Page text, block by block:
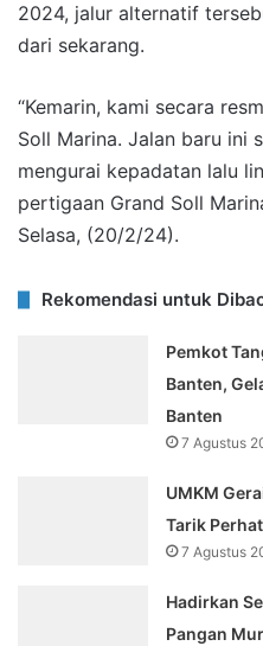
2024, jalur alternatif
dari sekarang.
“Kemarin, kami secara
Soll Marina. Jalan baru ini
mengurai kepadatan lalu
pertigaan Grand Soll
Selasa, (20/2/24).
Rekomendasi untuk
Pemkot
Banten,
Banten
7 Agustus
UMKM
Tarik
7 Agustus
Hadirkan
Pangan